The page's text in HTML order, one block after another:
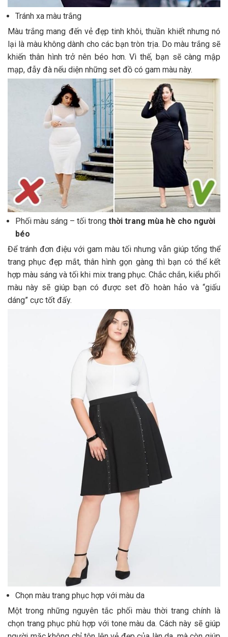
Tránh xa màu trắng
Màu trắng mang đến vẻ đẹp tinh khôi, thuần khiết nhưng nó
lại là màu không dành cho các bạn tròn trịa. Do màu trắng sẽ
khiến thân hình trở nên béo hơn. Vì thế, bạn sẽ càng mập
mạp, đẫy đà nếu diện những set đồ có gam màu này.
Phối màu sáng – tối trong thời trang mùa hè cho người
béo
Để tránh đơn điệu với gam màu tối nhưng vẫn giúp tổng thể
trang phục đẹp mắt, thân hình gọn gàng thì bạn có thể kết
hợp màu sáng và tối khi mix trang phục. Chắc chắn, kiểu phối
màu này sẽ giúp bạn có được set đồ hoàn hảo và “giấu
dáng” cực tốt đấy.
Chọn màu trang phục hợp với màu da
Một trong những nguyên tắc phối màu thời trang chính là
chọn trang phục phù hợp với tone màu da. Cách này sẽ giúp